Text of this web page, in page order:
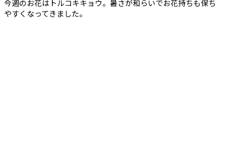
今週のお花はトルコキキョウ。暑さが和らいでお花持ちも保ち
やすくなってきました。